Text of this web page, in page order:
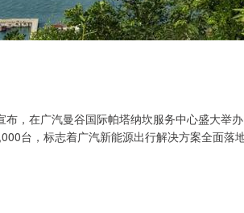
布，在广汽曼谷国际帕塔纳坎服务中心盛大举
台，标志着广汽新能源出行解决方案全面落地